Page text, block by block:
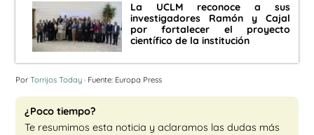
La UCLM reconoce a sus
investigadores Ramón y Cajal
por fortalecer el proyecto
científico de la institución
Por Torrijos Today · Fuente: Europa Press
¿Poco tiempo?
Te resumimos esta noticia y aclaramos las dudas más